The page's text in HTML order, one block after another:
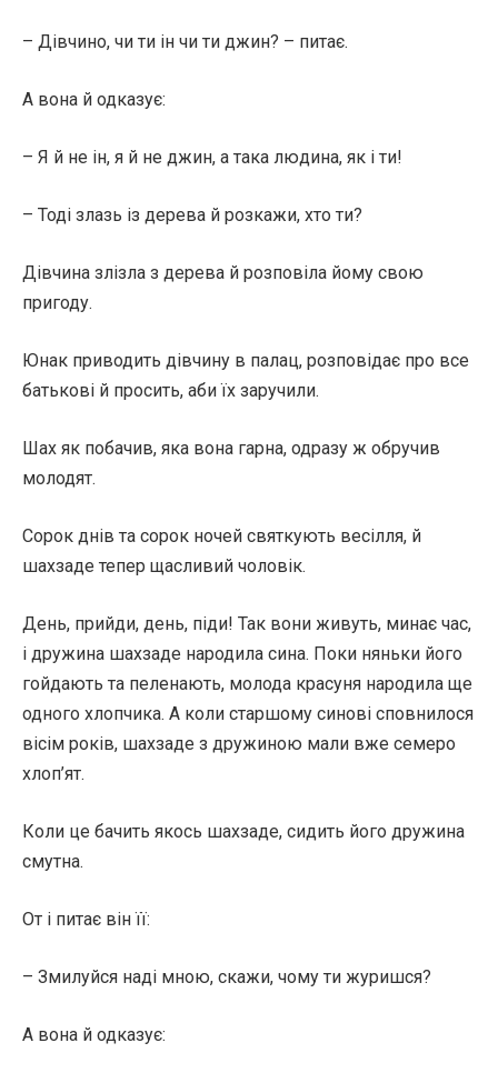
– Дівчино, чи ти ін чи ти джин? – питає.
А вона й одказує:
– Я й не ін, я й не джин, а така людина, як і ти!
– Тоді злазь із дерева й розкажи, хто ти?
Дівчина злізла з дерева й розповіла йому свою
пригоду.
Юнак приводить дівчину в палац, розповідає про все
батькові й просить, аби їх заручили.
Шах як побачив, яка вона гарна, одразу ж обручив
молодят.
Сорок днів та сорок ночей святкують весілля, й
шахзаде тепер щасливий чоловік.
День, прийди, день, піди! Так вони живуть, минає час,
і дружина шахзаде народила сина. Поки няньки його
гойдають та пеленають, молода красуня народила ще
одного хлопчика. А коли старшому синові сповнилося
вісім років, шахзаде з дружиною мали вже семеро
хлоп’ят.
Коли це бачить якось шахзаде, сидить його дружина
смутна.
От і питає він її:
– Змилуйся наді мною, скажи, чому ти журишся?
А вона й одказує: